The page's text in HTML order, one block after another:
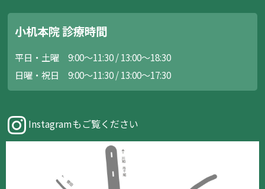
小机本院 診療時間
平日・土曜 9:00～11:30 / 13:00～18:30
日曜・祝日 9:00～11:30 / 13:00～17:30
Instagramもご覧ください